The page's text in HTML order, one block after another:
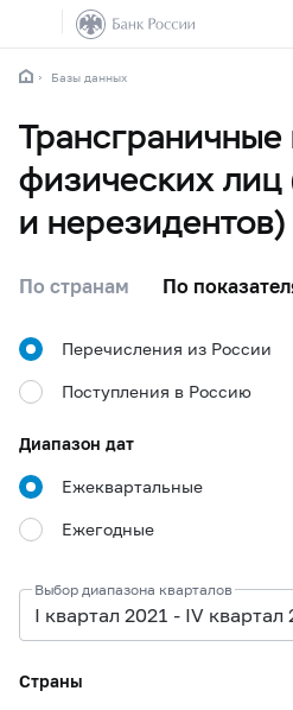
Базы данных
физических лиц
и нерезидентов)
По странам По
Перечисления из России
Поступления в Россию
Диапазон дат
Ежеквартальные
Ежегодные
I квартал 2021 - IV квартал
Выбор диапазона кварталов
Страны